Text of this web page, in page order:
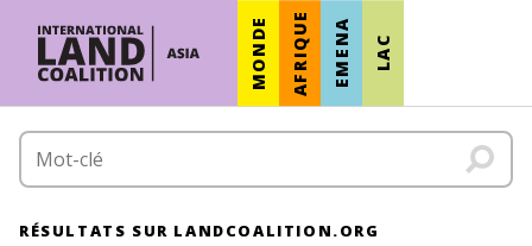
MONDE AFRIQUE EMENA LAC
RÉSULTATS SUR LANDCOALITION.ORG